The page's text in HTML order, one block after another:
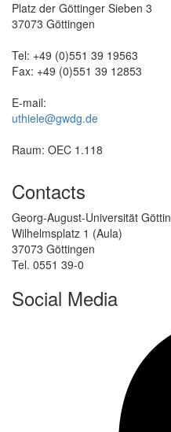
Platz der Göttinger Sieben 3
37073 Göttingen
Tel: +49 (0)551 39 19563
Fax: +49 (0)551 39 12853
E-mail:
uthiele@gwdg.de
Raum: OEC 1.118
Contacts
Georg-August-Universität
Wilhelmsplatz 1 (Aula)
37073 Göttingen
Tel. 0551 39-0
Social Media